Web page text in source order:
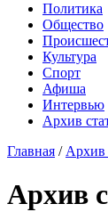
Политика
Общество
Культура
Спорт
Афиша
Интервью
Архив
Главная / Архив
Архив